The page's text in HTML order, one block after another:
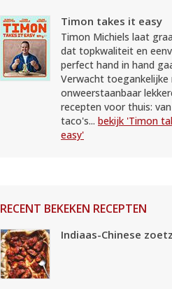
Timon takes it easy
Timon Michiels laat
dat topkwaliteit en
perfect hand in hand
Verwacht toegankelijke
onweerstaanbaar
recepten voor thuis:
taco's... bekijk 'Timon
easy'
RECENT BEKEKEN RECEPTEN
Indiaas-Chinese